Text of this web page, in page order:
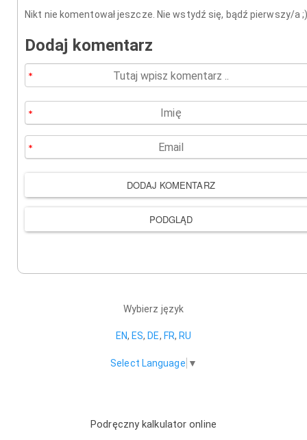
Nikt nie komentował jeszcze. Nie wstydź się, bądź pierwszy/a
Dodaj komentarz
Wybierz język
EN, ES, DE, FR, RU
Select Language ▼
Podręczny kalkulator online